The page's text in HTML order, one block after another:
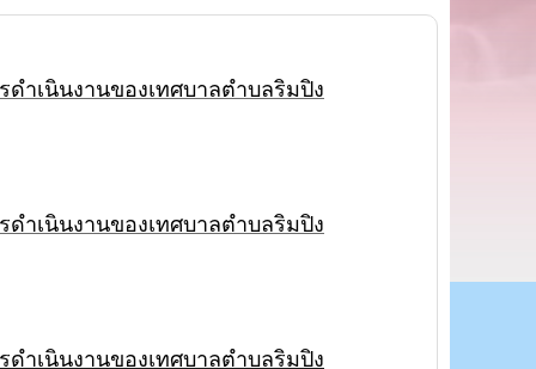
ำเนินงานของเทศบาลตำบลริมปิง
ำเนินงานของเทศบาลตำบลริมปิง
ำเนินงานของเทศบาลตำบลริมปิง